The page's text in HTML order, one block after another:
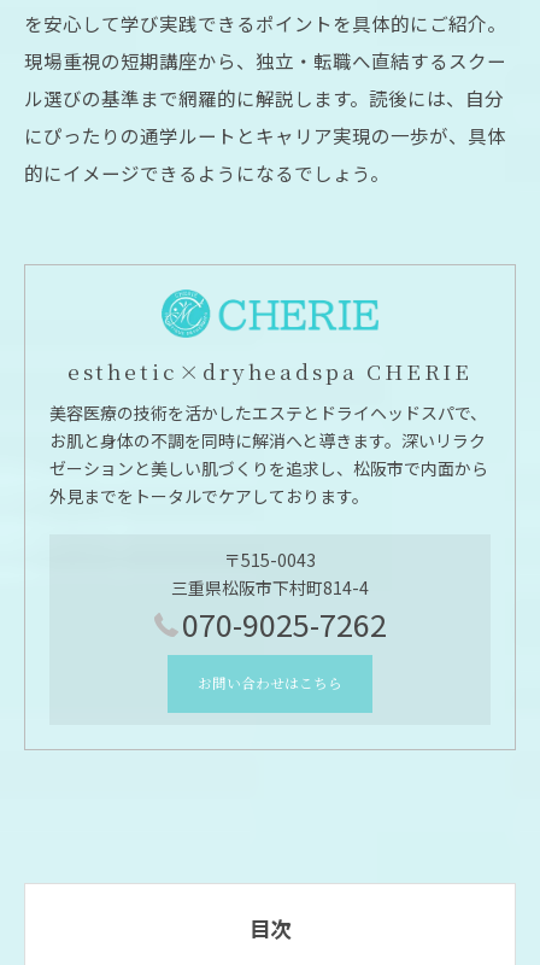
を安心して学び実践できるポイントを具体的にご紹介。
現場重視の短期講座から、独立・転職へ直結するスクー
ル選びの基準まで網羅的に解説します。読後には、自分
にぴったりの通学ルートとキャリア実現の一歩が、具体
的にイメージできるようになるでしょう。
esthetic×dryheadspa CHERIE
美容医療の技術を活かしたエステとドライヘッドスパで、
お肌と身体の不調を同時に解消へと導きます。深いリラク
ゼーションと美しい肌づくりを追求し、松阪市で内面から
外見までをトータルでケアしております。
〒515-0043
三重県松阪市下村町814-4
070-9025-7262
お問い合わせはこちら
目次